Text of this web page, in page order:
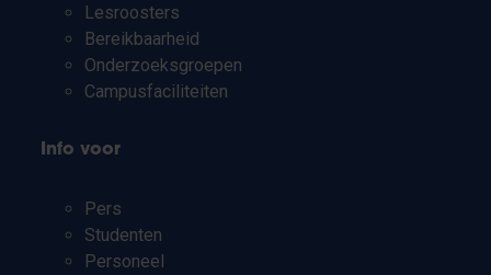
Lesroosters
Bereikbaarheid
Onderzoeksgroepen
Campusfaciliteiten
Info voor
Pers
Studenten
Personeel